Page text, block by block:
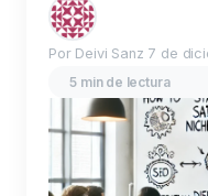
Por Deivi Sanz 7 de
5 min de lectura